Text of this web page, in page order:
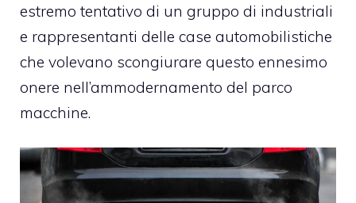
estremo tentativo di un gruppo di industriali
e rappresentanti delle case automobilistiche
che volevano scongiurare questo ennesimo
onere nell’ammodernamento del parco
macchine.